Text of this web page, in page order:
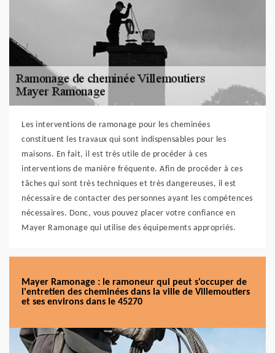
Les interventions de ramonage pour les cheminées
constituent les travaux qui sont indispensables pour les
maisons. En fait, il est très utile de procéder à ces
interventions de manière fréquente. Afin de procéder à ces
tâches qui sont très techniques et très dangereuses, il est
nécessaire de contacter des personnes ayant les compétences
nécessaires. Donc, vous pouvez placer votre confiance en
Mayer Ramonage qui utilise des équipements appropriés.
Mayer Ramonage : le ramoneur qui peut s'occuper de
l'entretien des cheminées dans la ville de Villemoutiers
et ses environs dans le 45270